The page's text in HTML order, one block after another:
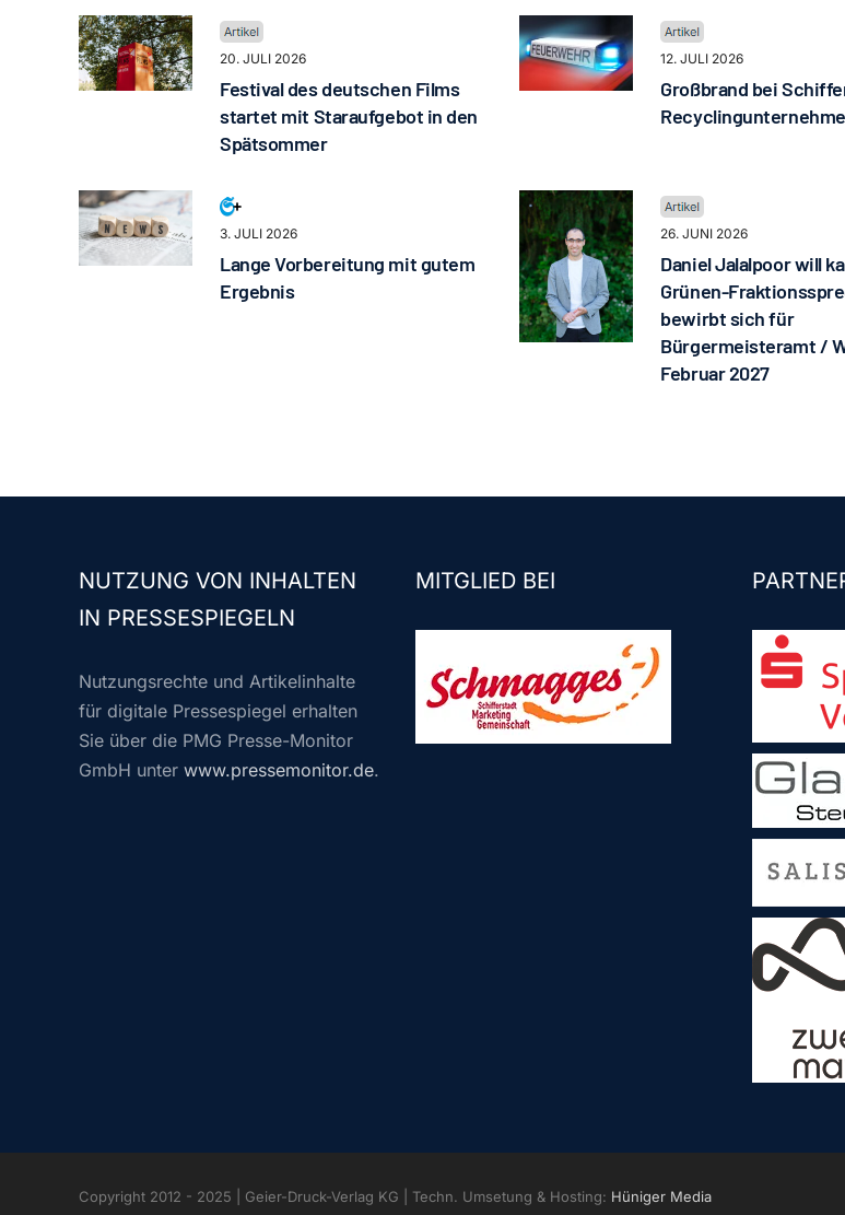
20. JULI 2026
Festival des deutschen Films
startet mit Staraufgebot in den
Spätsommer
12. JULI 2026
Großbrand bei
3. JULI 2026
Lange Vorbereitung mit gutem
Ergebnis
26. JUNI 2026
Daniel Jalalpoor will
Grünen-
bewirbt sich für
Bürgermeisteramt /
Februar 2027
NUTZUNG VON INHALTEN
IN PRESSESPIEGELN
Nutzungsrechte und Artikelinhalte
für digitale Pressespiegel erhalten
Sie über die PMG Presse-Monitor
GmbH unter www.pressemonitor.de.
MITGLIED BEI
Copyright 2012 - 2025 | Geier-Druck-Verlag KG | Techn. Umsetung & Hosting: Hüniger Media